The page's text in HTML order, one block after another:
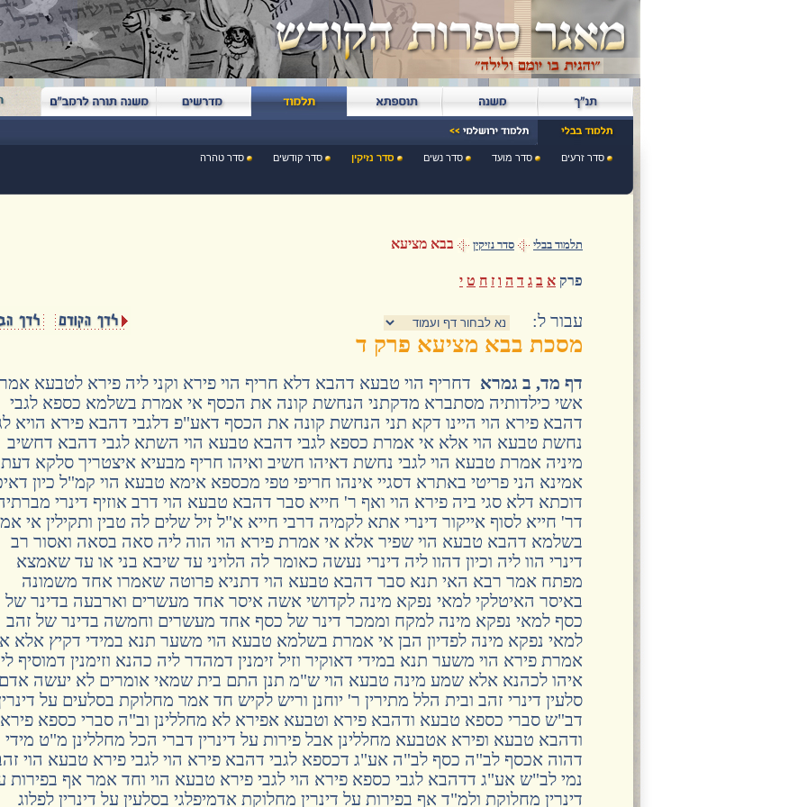
סדר זרעים סדר מועד סדר נשים סדר נזיקין סדר קודשים סדר טהרה
תלמוד בבלי סדר נזיקין בבא מציעא
פרק א ב ג ד ה ו ז ח ט י
:עבור ל
מסכת בבא מציעא פרק ד
דף מד, ב גמרא דחריף הוי טבעא דהבא דלא חריף הוי פירא וקני ליה פירא לטבעא
אשי כילדותיה מסתברא מדקתני הנחשת קונה את הכסף אי אמרת בשלמא כספא לגבי
דהבא פירא הוי היינו דקא תני הנחשת קונה את הכסף דאע"פ דלגבי דהבא פירא הויא
נחשת טבעא הוי אלא אי אמרת כספא לגבי דהבא טבעא הוי השתא לגבי דהבא דחשיב
מיניה אמרת טבעא הוי לגבי נחשת דאיהו חשיב ואיהו חריף מבעיא איצטריך סלקא
אמינא הני פריטי באתרא דסגיי אינהו חריפי טפי מכספא אימא טבעא הוי קמ"ל כיון
דוכתא דלא סגי ביה פירא הוי ואף ר' חייא סבר דהבא טבעא הוי דרב אוזיף דינרי
דר' חייא לסוף אייקור דינרי אתא לקמיה דרבי חייא א"ל זיל שלים לה טבין ותקילין אי
בשלמא דהבא טבעא הוי שפיר אלא אי אמרת פירא הוי הוה ליה סאה בסאה ואסור רב
דינרי הוו ליה וכיון דהוו ליה דינרי נעשה כאומר לה הלויני עד שיבא בני או עד שאמצא
מפתח אמר רבא האי תנא סבר דהבא טבעא הוי דתניא פרוטה שאמרו אחד משמונה
באיסר האיטלקי למאי נפקא מינה לקדושי אשה איסר אחד מעשרים וארבעה בדינר של
כסף למאי נפקא מינה למקח וממכר דינר של כסף אחד מעשרים וחמשה בדינר של זהב
למאי נפקא מינה לפדיון הבן אי אמרת בשלמא טבעא הוי משער תנא במידי דקיץ אלא
אמרת פירא הוי משער תנא במידי דאוקיר וזיל זימנין דמהדר ליה כהנא וזימנין דמוסיף
איהו לכהנא אלא שמע מינה טבעא הוי ש"מ תנן התם בית שמאי אומרים לא יעשה
סלעין דינרי זהב ובית הלל מתירין ר' יוחנן וריש לקיש חד אמר מחלוקת בסלעים על
דב"ש סברי כספא טבעא ודהבא פירא וטבעא אפירא לא מחללינן וב"ה סברי כספא פירא
ודהבא טבעא ופירא אטבעא מחללינן אבל פירות על דינרין דברי הכל מחללינן מ"ט מידי
דהוה אכסף לב"ה כסף לב"ה אע"ג דכספא לגבי דהבא פירא הוי לגבי פירא טבעא הוי
נמי לב"ש אע"ג דדהבא לגבי כספא פירא הוי לגבי פירא טבעא הוי וחד אמר אף בפירות
דינרין מחלוקת ולמ"ד אף בפירות על דינרין מחלוקת אדמיפלגי בסלעין על דינרין לפלוג